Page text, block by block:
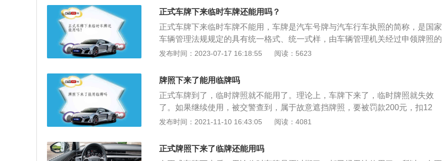
车辆的登记信息。车牌照的类型：1、白色代表军牌、警牌；2、蓝色代表普通7
正式车牌下来临时车牌还能用吗？
正式车牌下来临时车牌不能用，车牌是汽车号牌与汽车行车执照的简称，是国家
车辆管理法规规定的具有统一格式、统一式样，由车辆管理机关经过申领牌照的
汽车进行审核、检验、登记后，核发的带有注册登记编码的硬质号码牌。车牌安
住不要错位；3、用改锥将4个固定点全部拧上固定螺丝组件，不能有空缺；4、
调整车牌至合适位置将盖帽压入固定好。
发布时间：2023-07-17 16:18:55 阅读：5623
牌照下来了能用临牌吗
正式车牌到了，临时牌照就不能用了。理论上，车牌下来了，临时牌照就失效
了。如果继续使用，被交警查到，属于故意遮挡牌照，要被罚款200元，扣12
分。不过现实当中，有了正式车牌的前提下，还想用临时牌照，也不是没有办法
里查到正式车牌，就没事。交警也不会闲的没事专门去车管所查档案信息。不过
不建议这么做。因为临时牌照的车，是交警重点关注的对象，被查的几率，要比
发布时间：2021-11-10 16:43:05 阅读：4081
正式牌照下来了临牌还能用吗